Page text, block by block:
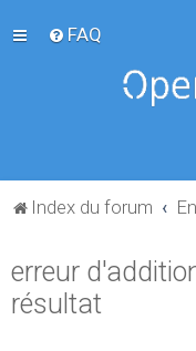
FAQ
Index du forum
erreur
résultat